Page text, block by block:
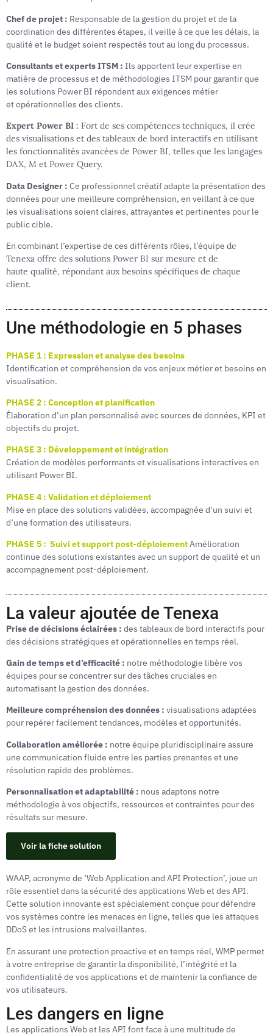
Chef de projet : Responsable de la gestion du projet et de la
coordination des différentes étapes, il veille à ce que les délais, la
qualité et le budget soient respectés tout au long du processus.
Consultants et experts ITSM : Ils apportent leur expertise en
matière de processus et de méthodologies ITSM pour garantir que
les solutions Power BI répondent aux exigences métier
et opérationnelles des clients.
Expert Power BI : Fort de ses compétences techniques, il crée
des visualisations et des tableaux de bord interactifs en utilisant
les fonctionnalités avancées de Power BI, telles que les langages
DAX, M et Power Query.
Data Designer : Ce professionnel créatif adapte la présentation des
données pour une meilleure compréhension, en veillant à ce que
les visualisations soient claires, attrayantes et pertinentes pour le
public cible.
En combinant l’expertise de ces différents rôles, l’équipe de
Tenexa offre des solutions Power BI sur mesure et de
haute qualité, répondant aux besoins spécifiques de chaque
client.
Une méthodologie en 5 phases
PHASE 1 : Expression et analyse des besoins
Identification et compréhension de vos enjeux métier et besoins en
visualisation.
PHASE 2 : Conception et planification
Élaboration d’un plan personnalisé avec sources de données, KPI et
objectifs du projet.
PHASE 3 : Développement et intégration
Création de modèles performants et visualisations interactives en
utilisant Power BI.
PHASE 4 : Validation et déploiement
Mise en place des solutions validées, accompagnée d’un suivi et
d’une formation des utilisateurs.
PHASE 5 : Suivi et support post-déploiementAmélioration
continue des solutions existantes avec un support de qualité et un
accompagnement post-déploiement.
La valeur ajoutée de Tenexa
Prise de décisions éclairées : des tableaux de bord interactifs pour
des décisions stratégiques et opérationnelles en temps réel.
Gain de temps et d’efficacité : notre méthodologie libère vos
équipes pour se concentrer sur des tâches cruciales en
automatisant la gestion des données.
Meilleure compréhension des données : visualisations adaptées
pour repérer facilement tendances, modèles et opportunités.
Collaboration améliorée : notre équipe pluridisciplinaire assure
une communication fluide entre les parties prenantes et une
résolution rapide des problèmes.
Personnalisation et adaptabilité : nous adaptons notre
méthodologie à vos objectifs, ressources et contraintes pour des
résultats sur mesure.
Voir la fiche solution
WAAP, acronyme de ‘Web Application and API Protection’, joue un
rôle essentiel dans la sécurité des applications Web et des API.
Cette solution innovante est spécialement conçue pour défendre
vos systèmes contre les menaces en ligne, telles que les attaques
DDoS et les intrusions malveil­lantes.
En assurant une protection proactive et en temps réel, WMP permet
à votre entreprise de garantir la disponibilité, l’inté­grité et la
confidentialité de vos applications et de maintenir la confiance de
vos utilisateurs.
Les dangers en ligne
Les applications Web et les API font face à une multitude de